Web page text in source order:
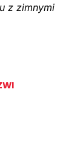
z zimnymi